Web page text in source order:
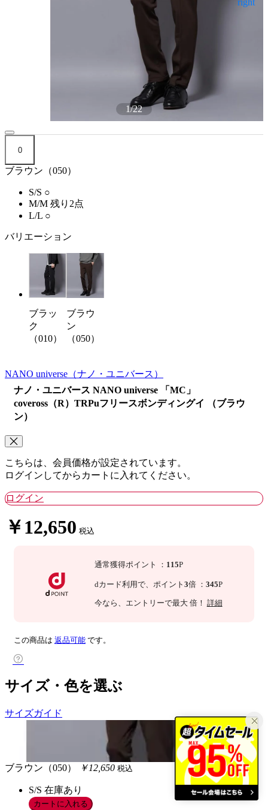
1/22
0
ブラウン（050）
S/S ○
M/M 残り2点
L/L ○
バリエーション
ブラッ
ク
（010）
ブラウ
ン
（050）
NANO universe （ナノ・ユニバース）
ナノ・ユニバース NANO universe 「MC」
coveross（R）TRPuフリースボンディングイ （ブラウ
ン）
こちらは、会員価格が設定されています。
ログインしてからカートに入れてください。
ログイン
￥12,650 税込
通常獲得ポイント ： 115P
dカード利用で、 ポイント 3倍 ： 345P
今なら 、エントリーで最大 倍！ 詳細
この商品は 返品可能 です。
サイズ・色を選ぶ
サイズガイド
ブラウン（050） ￥12,650 税込
S/S 在庫あり
カートに入れる